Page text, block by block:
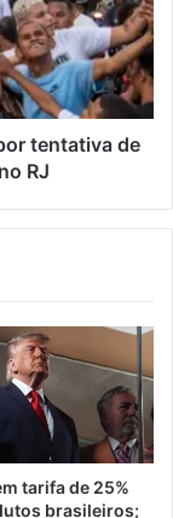
tentativa de
RJ
tarifa de 25%
brasileiros;